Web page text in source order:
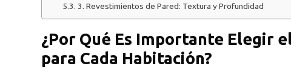
3. Revestimientos de Pared: Textura y Profundidad
¿Por Qué Es Importante Elegir
para Cada Habitación?